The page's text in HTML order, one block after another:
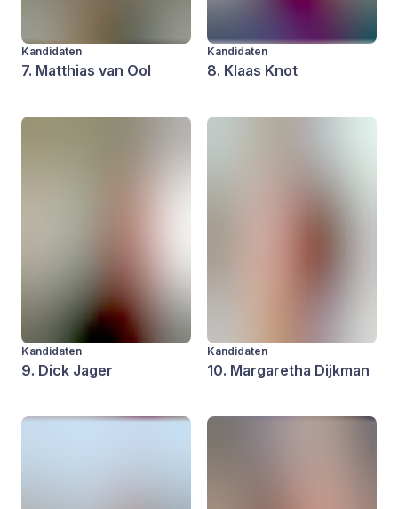
Kandidaten
7. Matthias van Ool
Kandidaten
8. Klaas Knot
Kandidaten
9. Dick Jager
Kandidaten
10. Margaretha Dijkman